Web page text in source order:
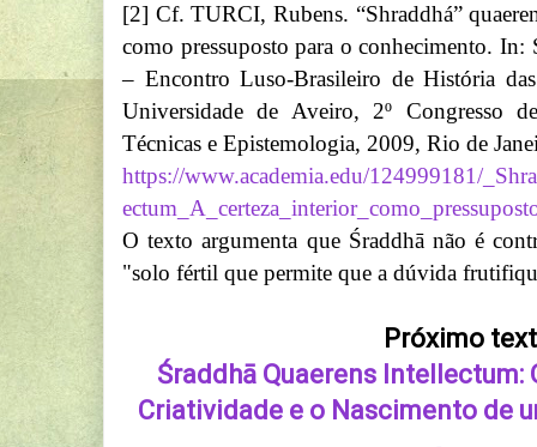
[2] Cf. TURCI, Rubens. “Shraddhá”
como pressuposto para o conhecimento.
– Encontro Luso-Brasileiro de História
Universidade de Aveiro, 2º Congresso
Técnicas e Epistemologia, 2009, Rio de
https://www.academia.edu/124999181/
O texto argumenta que Śraddhā não é
"solo fértil que permite que a dúvida
Próximo
Śraddhā Quaerens Intellectum:
Criatividade e o Nascimento de